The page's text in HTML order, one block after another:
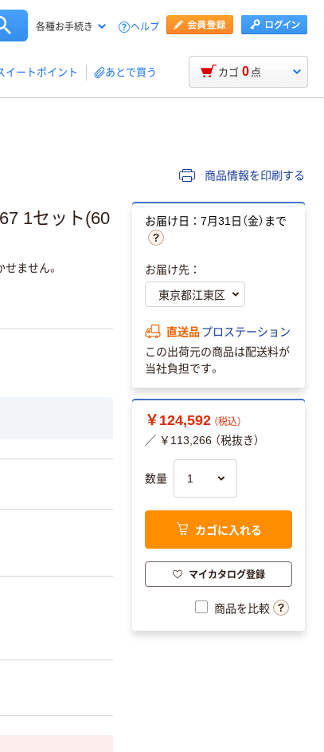
各種お手続き ヘルプ
イートポイント あとで買う カゴ 0 点
商品情報を印刷する
1セット(60
ません。
お届け日：7月31日（金）まで
お届け先：
直送品 プロステーション
この出荷元の商品は配送料が
当社負担です。
￥124,592 （税込）
／ ￥113,266 （税抜き）
数量
カゴに入れる
マイカタログ登録
商品を比較